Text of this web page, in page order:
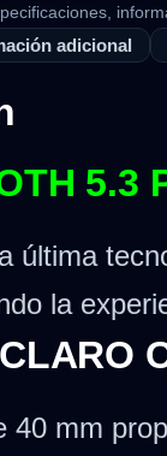
adicional
5.3
última
la
40 mm